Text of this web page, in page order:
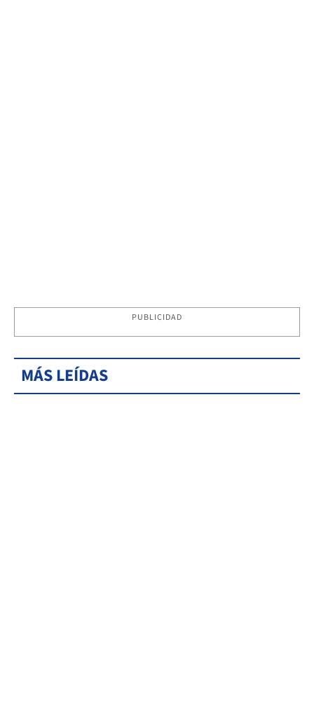
PUBLICIDAD
MÁS LEÍDAS